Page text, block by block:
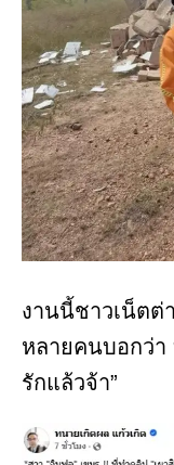
งานนี้ชาวเน็ตต่
หลายคนบอกว่า
รักแล้วจ้า”